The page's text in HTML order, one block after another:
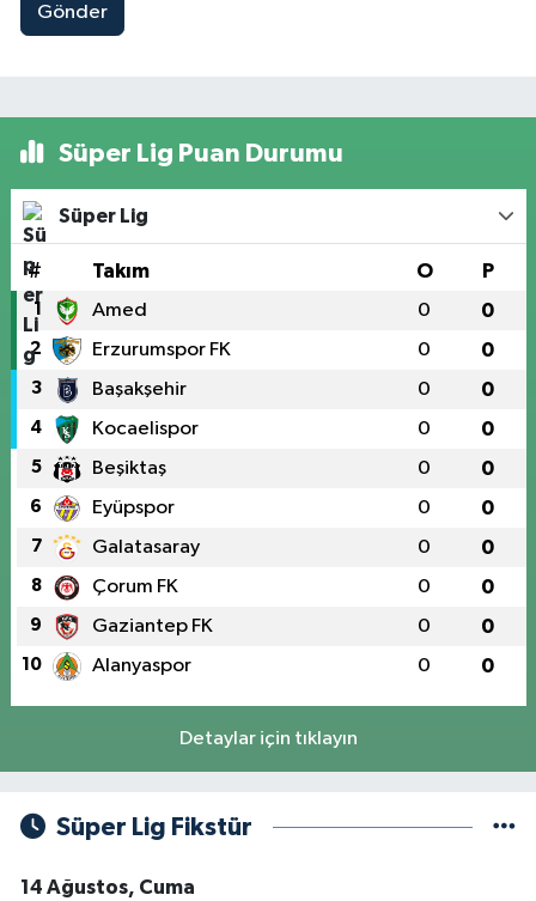
Gönder
Süper Lig Puan Durumu
Süper Lig
# Takım O P
1 Amed 0 0
2 Erzurumspor FK 0 0
3 Başakşehir 0 0
4 Kocaelispor 0 0
5 Beşiktaş 0 0
6 Eyüpspor 0 0
7 Galatasaray 0 0
8 Çorum FK 0 0
9 Gaziantep FK 0 0
10 Alanyaspor 0 0
Detaylar için tıklayın
Süper Lig Fikstür
14 Ağustos, Cuma